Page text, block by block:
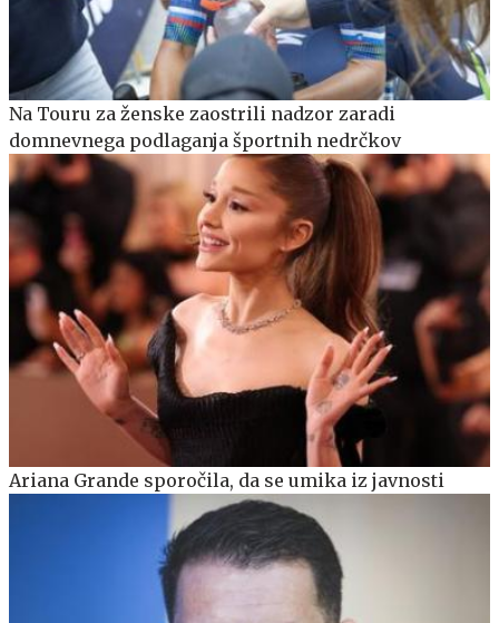
Na Touru za ženske zaostrili nadzor zaradi
domnevnega podlaganja športnih nedrčkov
Ariana Grande sporočila, da se umika iz javnosti